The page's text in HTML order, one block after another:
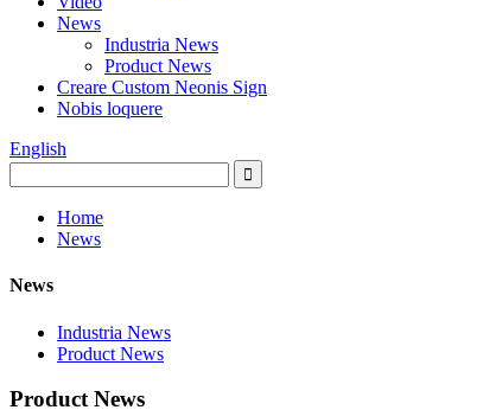
News
Industria News
Product News
Creare Custom Neonis Sign
Nobis loquere
English
Home
News
News
Industria News
Product News
Product News